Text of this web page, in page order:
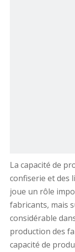
La capacité de
confiserie et des
joue un rôle
fabricants, mais
considérable
production des
capacité de